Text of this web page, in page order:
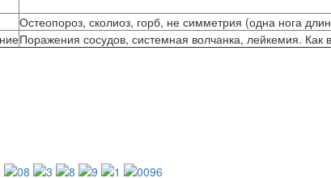
Остеопороз, сколиоз, горб, не симметрия (одна нога
Поражения сосудов, системная волчанка, лейкемия. Как